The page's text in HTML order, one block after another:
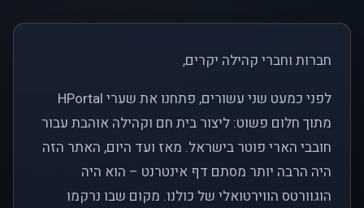
חברות וחברי קהילה יקרים,
לפני כמעט שני עשורים, פתחנו את שערי HPortal
מתוך חלום פשוט: ליצור בית חם וקהילה אוהבת עבור
חובבי הארי פוטר בישראל. מאז ועד היום, האתר הזה
היה הרבה יותר מסתם דף אינטרנט – הוא היה
הוגוורטס הווירטואלי של כולנו. מקום שבו נרקמו